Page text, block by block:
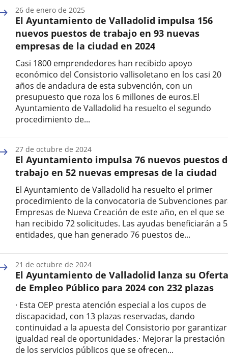
la
noticia
El Ayuntamiento de Valladolid impulsa 156
nuevos puestos de trabajo en 93 nuevas
empresas de la ciudad en 2024
Casi 1800 emprendedores han recibido apoyo
económico del Consistorio vallisoletano en los casi 20
años de andadura de esta subvención, con un
presupuesto que roza los 6 millones de euros.El
Ayuntamiento de Valladolid ha resuelto el segundo
procedimiento de...
la
noticia
26 de enero de 2025
El Ayuntamiento impulsa 76 nuevos puestos
trabajo en 52 nuevas empresas de la ciudad
El Ayuntamiento de Valladolid ha resuelto el primer
procedimiento de la convocatoria de Subvenciones
Empresas de Nueva Creación de este año, en el que se
han recibido 72 solicitudes. Las ayudas beneficiarán a
entidades, que han generado 76 puestos de...
la
noticia
27 de octubre de 2024
El Ayuntamiento de Valladolid lanza su Oferta
de Empleo Público para 2024 con 232 plazas
· Esta OEP presta atención especial a los cupos de
discapacidad, con 13 plazas reservadas, dando
continuidad a la apuesta del Consistorio por
igualdad real de oportunidades.· Mejorar la prestación
de los servicios públicos que se ofrecen...
21 de octubre de 2024